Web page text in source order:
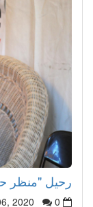
رحيل "منظر
2020 0